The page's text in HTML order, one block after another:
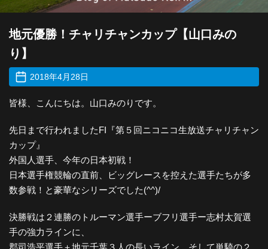
地元優勝！チャリチャンカップ【山口みの
り】
2018年4月28日
皆様、こんにちは。山口みのりです。
先日まで行われましたFI『第５回ニコニコ生放送チャリチャン
カップ』
外国人選手、今年の日本初戦！
日本選手権競輪の直前、ビッグレースを控えた選手たちが多
数参戦！と豪華なシリーズでした(^^)/
決勝戦は２連勝のトルーマン選手ーブフリ選手ー志村太賀選
手の強力ラインに、
郡司浩平選手＋地元千葉３人の長いライン、そして単騎の２